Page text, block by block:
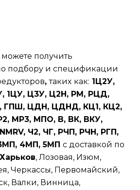
получить
подбору и спецификации
,таких как: 1Ц2У,
1ЦУ, Ц3У, Ц2Н, РМ, РЦД,
ГПШ, ЦДН, ЦДНД, КЦ1, КЦ2,
МР3, МПО, В, ВК, ВКУ,
Ч2, ЧГ, РЧП, РЧН, РГП,
4МП, 5МП с доставкой по
, Лозовая, Изюм,
Черкассы, Первомайский,
Валки, Винница,